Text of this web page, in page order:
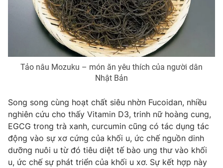
Thị trường 24h Tấm lòng Việt
Vươn mình bằng AI
VTV8
Liên hệ tòa soạn English
THỜI BÁO VTV
Tảo nâu Mozuku – món ăn yêu thích của người dân
Nhật Bản
Song song cùng hoạt chất siêu nhờn Fucoidan, nhiều
nghiên cứu cho thấy Vitamin D3, trinh nữ hoàng cung,
EGCG trong trà xanh, curcumin cũng có tác dụng tác
động vào sự xơ cứng của khối u, ức chế nguồn dinh
dưỡng nuôi u từ đó tiêu diệt tế bào ung thư vào khối
u, ức chế sự phát triển của khối u xơ. Sự kết hợp này